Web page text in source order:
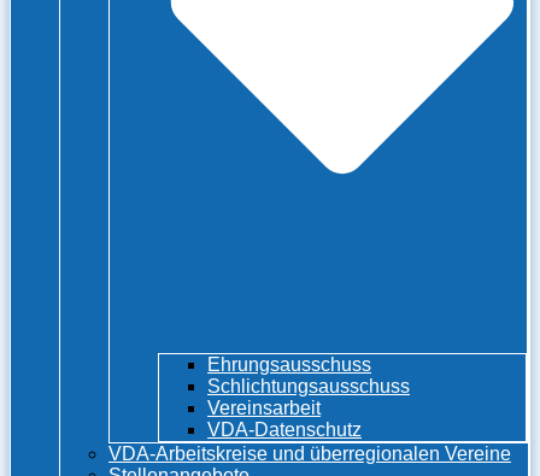
Ehrungsausschuss
Schlichtungsausschuss
Vereinsarbeit
VDA-Datenschutz
VDA-Arbeitskreise und überregionalen Vereine